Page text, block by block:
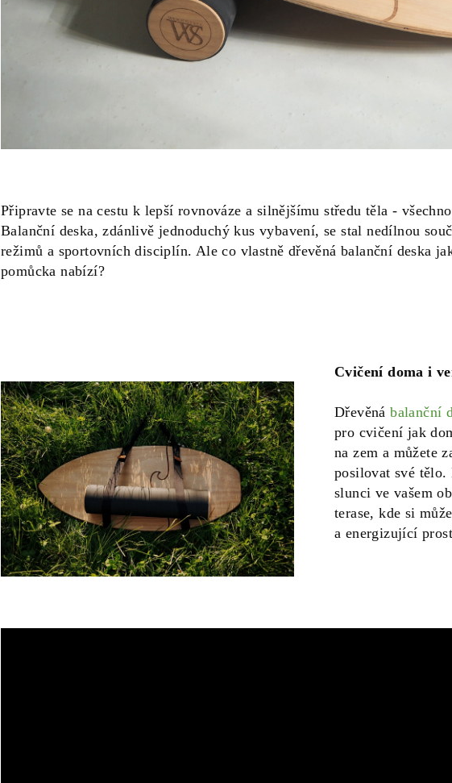
Připravte se na cestu k lepší rovnováze a silnějšímu středu těla -
Balanční deska, zdánlivě jednoduchý kus vybavení, se stal nedílnou
režimů a sportovních disciplín. Ale co vlastně dřevěná balanční deska
pomůcka nabízí?
Cvičení doma i
Dřevěnábalanční
pro cvičení jak
na zem a můžete
posilovat své tělo.
slunci ve vašem
terase, kde si
a energizující